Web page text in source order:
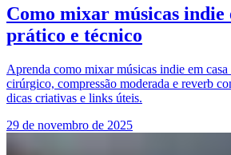
Como mixar músicas indie
prático e técnico
Aprenda como mixar músicas indie em
cirúrgico, compressão moderada e reverb
dicas criativas e links úteis.
29 de novembro de 2025